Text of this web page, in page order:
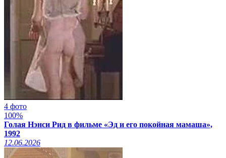
4 фото
100%
Голая Нэнси Рид в фильме «Эд и его покойная мамаша»,
1992
12.06.2026